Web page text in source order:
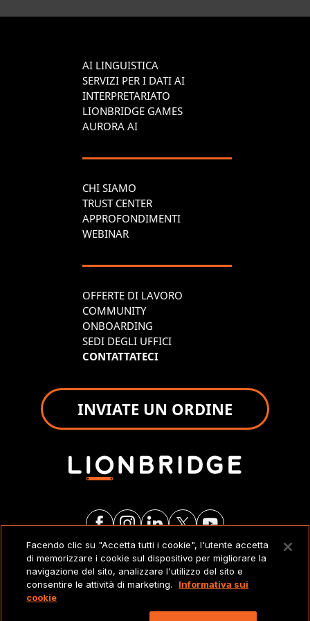
AI LINGUISTICA
SERVIZI PER I DATI AI
INTERPRETARIATO
LIONBRIDGE GAMES
AURORA AI
CHI SIAMO
TRUST CENTER
APPROFONDIMENTI
WEBINAR
OFFERTE DI LAVORO
COMMUNITY
ONBOARDING
SEDI DEGLI UFFICI
CONTATTATECI
INVIATE UN ORDINE
NOTE LEGALI
Copyright 2026 Lionbridge Technologies, LLC. Tutti
i diritti riservati.
Facendo clic su "Accetta tutti i cookie", l'utente accetta
di memorizzare i cookie sul dispositivo per migliorare la
navigazione del sito, analizzare l'utilizzo del sito e
consentire le attività di marketing.
Informativa sui
cookie